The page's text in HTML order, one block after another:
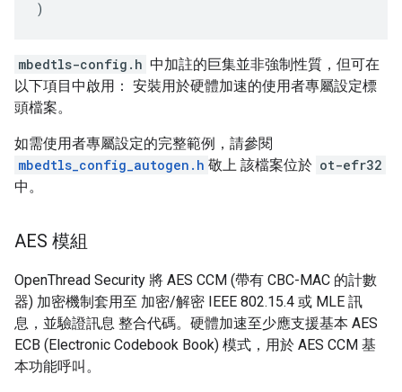
mbedtls-config.h 中加註的巨集並非強制性質，但可在
以下項目中啟用： 安裝用於硬體加速的使用者專屬設定標
頭檔案。
如需使用者專屬設定的完整範例，請參閱
mbedtls_config_autogen.h 敬上 該檔案位於 ot-efr32
中。
AES 模組
OpenThread Security 將 AES CCM (帶有 CBC-MAC 的計數
器) 加密機制套用至 加密/解密 IEEE 802.15.4 或 MLE 訊
息，並驗證訊息 整合代碼。硬體加速至少應支援基本 AES
ECB (Electronic Codebook Book) 模式，用於 AES CCM 基
本功能呼叫。